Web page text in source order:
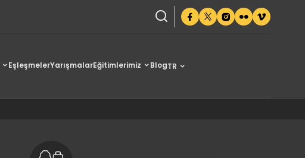
EşleşmelerYarışmalarEğitimlerimiz BlogTR